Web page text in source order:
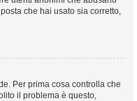
che hai usato sia corretto,
Per prima cosa controlla che
il problema è questo,